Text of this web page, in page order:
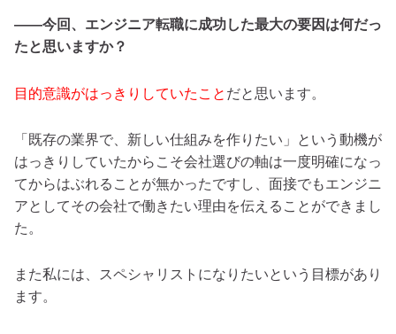
――今回、エンジニア転職に成功した最大の要因は何だっ
たと思いますか？
目的意識がはっきりしていたこと だと思います。
「既存の業界で、新しい仕組みを作りたい」という動機が
はっきりしていたからこそ会社選びの軸は一度明確になっ
てからはぶれることが無かったですし、面接でもエンジニ
アとしてその会社で働きたい理由を伝えることができまし
た。
また私には、スペシャリストになりたいという目標があり
ます。